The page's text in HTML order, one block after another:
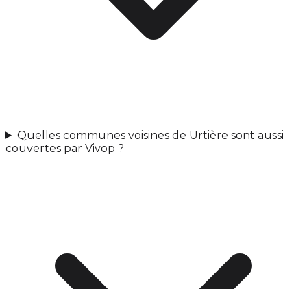
Quelles communes voisines de Urtière sont aussi
couvertes par Vivop ?